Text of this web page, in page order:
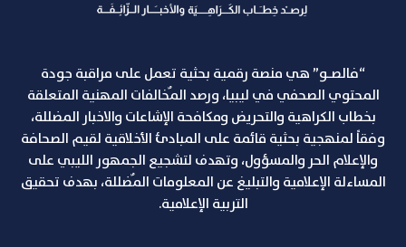
“فالصـو” هي منصة رقمية بحثية تعمل على مراقبة جودة
المحتوي الصحفي في ليبيا، ورصد المٌخالفات المهنية المتعلقة
بخطاب الكراهية والتحريض ومكافحة الإشاعات والاخبار المضللة،
وفقاً لمنهجية بحثية قائمة على المبادئ الأخلاقية لقيم الصحافة
والإعلام الحر والمسؤول، وتهدف لتشجيع الجمهور الليبي على
المساءلة الإعلامية والتبليغ عن المعلومات المٌضللة، بهدف تحقيق
التربية الإعلامية.